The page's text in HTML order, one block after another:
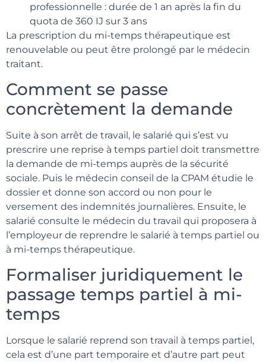
professionnelle : durée de 1 an après la fin du
quota de 360 IJ sur 3 ans
La prescription du mi-temps thérapeutique est
renouvelable ou peut être prolongé par le médecin
traitant.
Comment se passe
concrètement la demande
Suite à son arrêt de travail, le salarié qui s’est vu
prescrire une reprise à temps partiel doit transmettre
la demande de mi-temps auprès de la sécurité
sociale. Puis le médecin conseil de la CPAM étudie le
dossier et donne son accord ou non pour le
versement des indemnités journalières. Ensuite, le
salarié consulte le médecin du travail qui proposera à
l’employeur de reprendre le salarié à temps partiel ou
à mi-temps thérapeutique.
Formaliser juridiquement le
passage temps partiel à mi-
temps
Lorsque le salarié reprend son travail à temps partiel,
cela est d’une part temporaire et d’autre part peut